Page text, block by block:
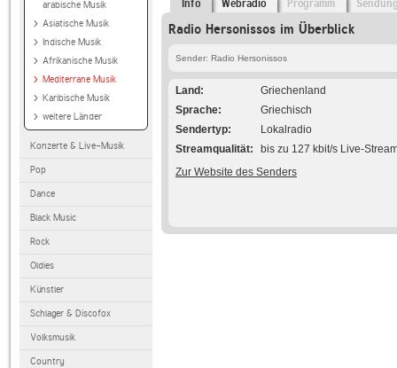
arabische Musik
Asiatische Musik
Indische Musik
Afrikanische Musik
Mediterrane Musik
Karibische Musik
weitere Länder
Konzerte & Live-Musik
Pop
Dance
Black Music
Rock
Oldies
Künstler
Schlager & Discofox
Volksmusik
Country
Info Webradio Programm
Radio Hersonissos im Überblick
Sender: Radio Hersonissos
Land
Griechenland
Sprache
Griechisch
Sendertyp
Lokalradio
Streamqualität
bis zu 127 kbit/s Live-
Zur Website des Senders